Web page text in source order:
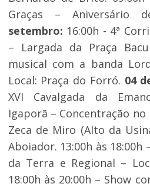
Graças – Aniversário
setembro: 16:00h - 4ª
– Largada da Praça
musical com a banda
Local: Praça do Forró. 04
XVI Cavalgada da
Igaporã – Concentração no
Zeca de Miro (Alto da
Aboiador. 13:00h às
da Terra e Regional –
18:00h às 20:00h – Show